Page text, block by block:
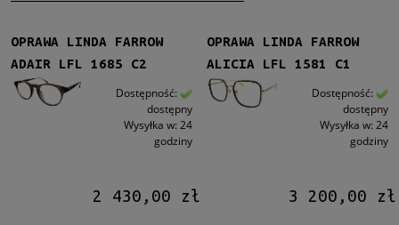
Damskie(36)
Męskie
Prostokątne(14)
OPRAWA LINDA FARROW
ADAIR LFL 1685 C2
Dostępność:
dostępny
Wysyłka w: 24
godziny
2 430,00 zł
OPRAWA LINDA FARROW
ALICIA LFL 1581 C1
Dostępność:
dostępny
Wysyłka w: 24
godziny
3 200,00 zł